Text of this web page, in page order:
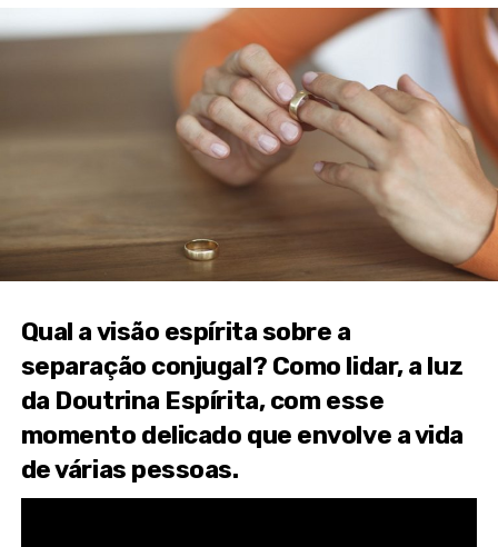
Qual a visão espírita sobre a
separação conjugal? Como lidar, a luz
da Doutrina Espírita, com esse
momento delicado que envolve a vida
de várias pessoas.